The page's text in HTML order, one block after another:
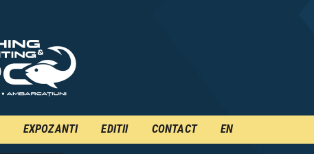
EXPOZANTI EDITII CONTACT EN